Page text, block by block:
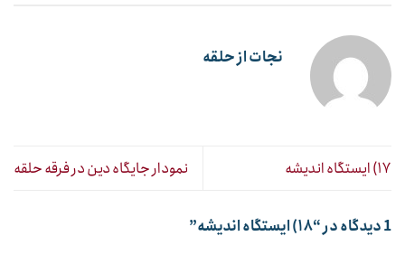
نجات از حلقه
۱۷) ایستگاه اندیشه نمودار جایگاه دین در فرقه حلقه
1 دیدگاه در “ ۱۸) ایستگاه اندیشه
”